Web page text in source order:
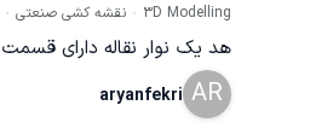
3D Modelling نقشه کشی صنعتی
4- هود 5-روبِرAR
aryanfekri